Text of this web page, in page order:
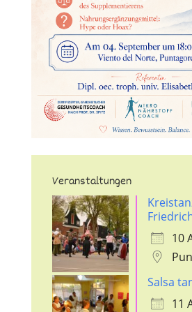
Veranstaltungen
10
Salsa
11